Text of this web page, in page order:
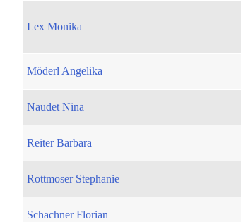
Lex Monika
Möderl Angelika
Naudet Nina
Reiter Barbara
Rottmoser Stephanie
Schachner Florian